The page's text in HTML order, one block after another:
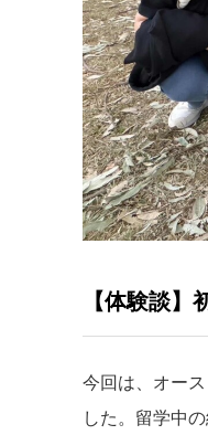
【体験談
今回は、オー
した。留学中